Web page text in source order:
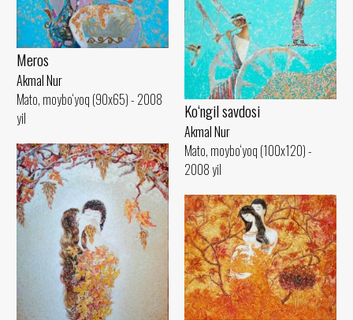
Meros
Akmal Nur
Mato, moybo‘yoq (90x65) - 2008
yil
Ko‘ngil savdosi
Akmal Nur
Mato, moybo‘yoq (100x120) -
2008 yil